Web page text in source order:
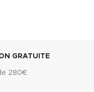
GRATUITE
280€